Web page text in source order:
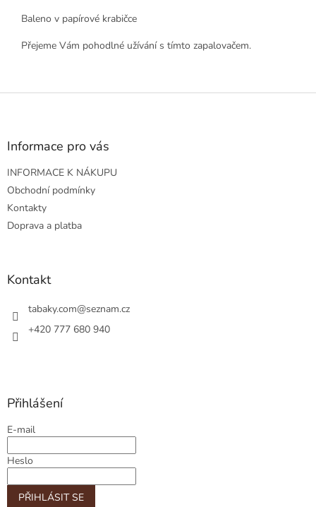
Baleno v papírové krabičce
Přejeme Vám pohodlné užívání s tímto zapalovačem.
Z
Informace pro vás
INFORMACE K NÁKUPU
Obchodní podmínky
Kontakty
Doprava a platba
Kontakt
tabaky.com@seznam.cz
+420 777 680 940
Přihlášení
E-mail
Heslo
PŘIHLÁSIT SE